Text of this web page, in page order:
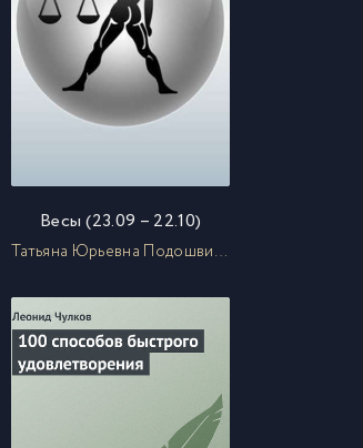
Весы (23.09 – 22.10)
Татьяна Юрьевна Подошвина